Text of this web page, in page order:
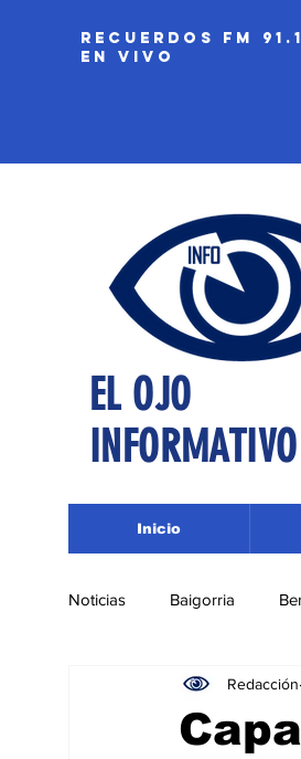
recuerdos fm 91.1
EN VIVO
EL OJO
INFORMATIVO
Inicio
Noticias Baigorria
Nacionales Beltrán
Redacción